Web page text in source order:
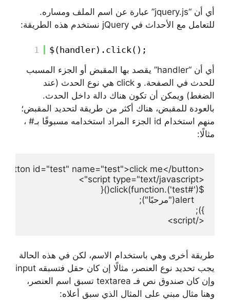
أي أن “jquery.js” عبارة عن اسم الملف ومساره.
للتعامل مع الأحداث في jQuery نستخدم هذه الطريقة:
1
$(handler).click();
أي أن “handler” يقصد بها المقبض أو الجزء المسبب
للحدث في الصفحة. و click هي نوع الحدث (عند
الضغط) ويمكن أن تكون هناك دالة داخل الحدث.
بالعودة للمقبض، هناك أكثر من طريقة لتحديد المقبض؛
منهم استخدام id الجزء المراد استخدامه مسبوقًا بـ# ،
مثالًا:
</script>
طريقة أخرى وهي باستخدام الاسم، لكن في هذه الحالة
يجب تحديد نوع العنصر، مثالًا إن كان حقل فتسبقه input
وإن كان صندوق نص فـ textarea تسبق اسم العنصر،
وهنا مثال مبني على المثال الذي سبق أعلاه: